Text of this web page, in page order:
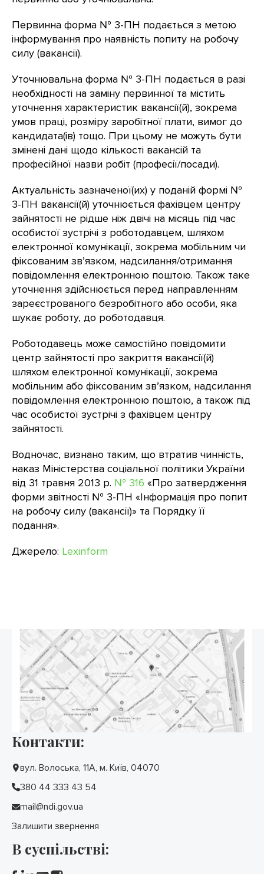
Первинна форма № 3-ПН подається з метою
інформування про наявність попиту на робочу
силу (вакансії).
Уточнювальна форма № 3-ПН подається в разі
необхідності на заміну первинної та містить
уточнення характеристик вакансії(й), зокрема
умов праці, розміру заробітної плати, вимог до
кандидата(ів) тощо. При цьому не можуть бути
змінені дані щодо кількості вакансій та
професійної назви робіт (професії/посади).
Актуальність зазначеної(их) у поданій формі №
3-ПН вакансії(й) уточнюється фахівцем центру
зайнятості не рідше ніж двічі на місяць під час
особистої зустрічі з роботодавцем, шляхом
електронної комунікації, зокрема мобільним чи
фіксованим зв’язком, надсилання/отримання
повідомлення електронною поштою. Також таке
уточнення здійснюється перед направленням
зареєстрованого безробітного або особи, яка
шукає роботу, до роботодавця.
Роботодавець може самостійно повідомити
центр зайнятості про закриття вакансії(й)
шляхом електронної комунікації, зокрема
мобільним або фіксованим зв’язком, надсилання
повідомлення електронною поштою, а також під
час особистої зустрічі з фахівцем центру
зайнятості.
Водночас, визнано таким, що втратив чинність,
наказ Міністерства соціальної політики України
від 31 травня 2013 р. № 316 «Про затвердження
форми звітності № 3-ПН «Інформація про попит
на робочу силу (вакансії)» та Порядку її
подання».
Джерело: Lexinform
Контакти:
вул. Волоська, 11А, м. Київ, 04070
380 44 333 43 54
mail@ndi.gov.ua
Залишити звернення
В суспільстві: